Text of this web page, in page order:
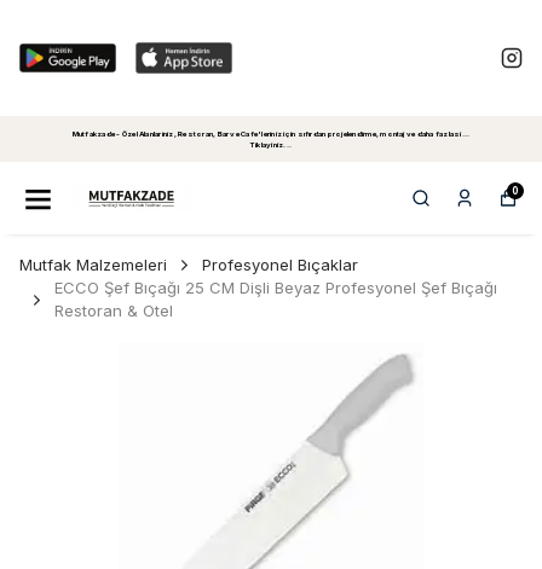
Mutfakzade - Özel Alanlariniz, Restoran, Bar ve Cafe'leriniz için sıfırdan projelendirme, montaj ve daha fazlasi...
Tiklayiniz...
0
Mutfak Malzemeleri
Profesyonel Bıçaklar
ECCO Şef Bıçağı 25 CM Dişli Beyaz Profesyonel Şef Bıçağı
Restoran & Otel